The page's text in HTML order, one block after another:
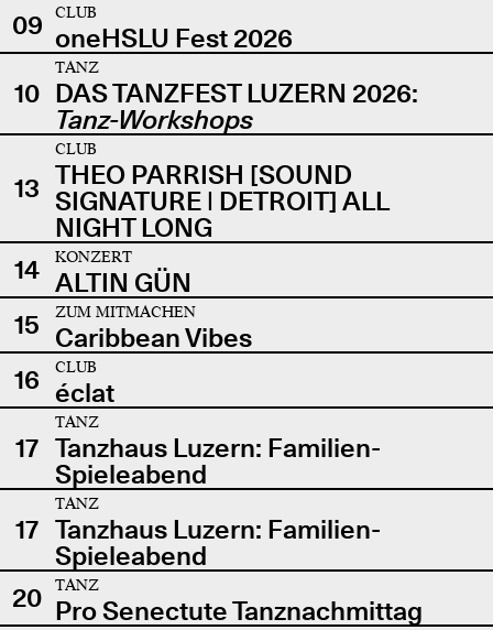
09
CLUB
oneHSLU Fest 2026
10
TANZ
DAS TANZFEST LUZERN 2026:
Tanz-Workshops
13
CLUB
THEO PARRISH [SOUND
SIGNATURE | DETROIT] ALL
NIGHT LONG
14
KONZERT
ALTIN GÜN
15
ZUM MITMACHEN
Caribbean Vibes
16
CLUB
éclat
17
TANZ
Tanzhaus Luzern: Familien-
Spieleabend
17
TANZ
Tanzhaus Luzern: Familien-
Spieleabend
20
TANZ
Pro Senectute Tanznachmittag